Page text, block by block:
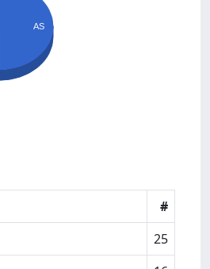
AS
#
25